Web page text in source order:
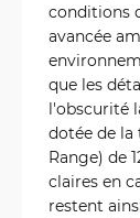
conditions
avancée
que les
l'obscurité
dotée de
Range) de
claires en
restent